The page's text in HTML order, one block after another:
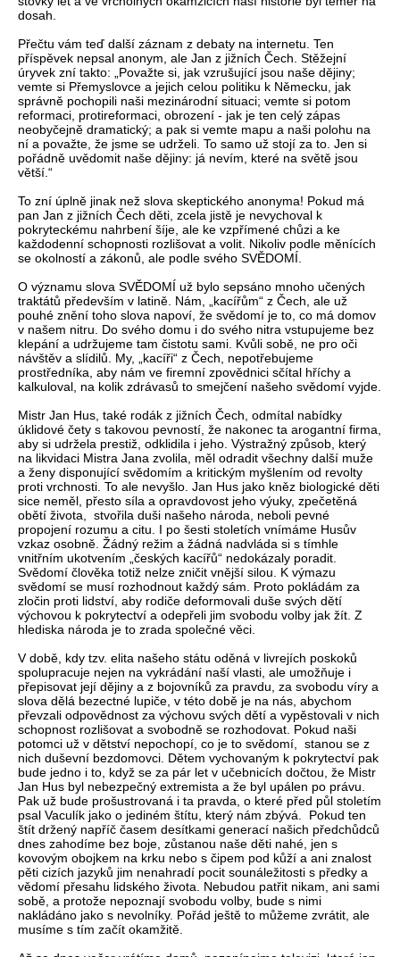
dosah.
Přečtu vám teď další záznam z debaty na internetu. Ten
příspěvek nepsal anonym, ale Jan z jižních Čech. Stěžejní
úryvek zní takto: „Považte si, jak vzrušující jsou naše dějiny;
vemte si Přemyslovce a jejich celou politiku k Německu, jak
správně pochopili naši mezinárodní situaci; vemte si potom
reformaci, protireformaci, obrození - jak je ten celý zápas
neobyčejně dramatický; a pak si vemte mapu a naši polohu na
ní a považte, že jsme se udrželi. To samo už stojí za to. Jen si
pořádně uvědomit naše dějiny: já nevím, které na světě jsou
větší.“
To zní úplně jinak než slova skeptického anonyma! Pokud má
pan Jan z jižních Čech děti, zcela jistě je nevychoval k
pokryteckému nahrbení šíje, ale ke vzpřímené chůzi a ke
každodenní schopnosti rozlišovat a volit. Nikoliv podle měnících
se okolností a zákonů, ale podle svého SVĚDOMÍ.
O významu slova SVĚDOMÍ už bylo sepsáno mnoho učených
traktátů především v latině. Nám, „kacířům“ z Čech, ale už
pouhé znění toho slova napoví, že svědomí je to, co má domov
v našem nitru. Do svého domu i do svého nitra vstupujeme bez
klepání a udržujeme tam čistotu sami. Kvůli sobě, ne pro oči
návštěv a slídilů. My, „kacíři“ z Čech, nepotřebujeme
prostředníka, aby nám ve firemní zpovědnici sčítal hříchy a
kalkuloval, na kolik zdrávasů to smejčení našeho svědomí vyjde.
Mistr Jan Hus, také rodák z jižních Čech, odmítal nabídky
úklidové čety s takovou pevností, že nakonec ta arogantní firma,
aby si udržela prestiž, odklidila i jeho. Výstražný způsob, který
na likvidaci Mistra Jana zvolila, měl odradit všechny další muže
a ženy disponující svědomím a kritickým myšlením od revolty
proti vrchnosti. To ale nevyšlo. Jan Hus jako kněz biologické děti
sice neměl, přesto síla a opravdovost jeho výuky, zpečetěná
obětí života, stvořila duši našeho národa, neboli pevné
propojení rozumu a citu. I po šesti stoletích vnímáme Husův
vzkaz osobně. Žádný režim a žádná nadvláda si s tímhle
vnitřním ukotvením „českých kacířů“ nedokázaly poradit.
Svědomí člověka totiž nelze zničit vnější silou. K výmazu
svědomí se musí rozhodnout každý sám. Proto pokládám za
zločin proti lidství, aby rodiče deformovali duše svých dětí
výchovou k pokrytectví a odepřeli jim svobodu volby jak žít. Z
hlediska národa je to zrada společné věci.
V době, kdy tzv. elita našeho státu oděná v livrejích poskoků
spolupracuje nejen na vykrádání naší vlasti, ale umožňuje i
přepisovat její dějiny a z bojovníků za pravdu, za svobodu víry a
slova dělá bezectné lupiče, v této době je na nás, abychom
převzali odpovědnost za výchovu svých dětí a vypěstovali v nich
schopnost rozlišovat a svobodně se rozhodovat. Pokud naši
potomci už v dětství nepochopí, co je to svědomí, stanou se z
nich duševní bezdomovci. Dětem vychovaným k pokrytectví pak
bude jedno i to, když se za pár let v učebnicích dočtou, že Mistr
Jan Hus byl nebezpečný extremista a že byl upálen po právu.
Pak už bude prošustrovaná i ta pravda, o které před půl stoletím
psal Vaculík jako o jediném štítu, který nám zbývá. Pokud ten
štít držený napříč časem desítkami generací našich předchůdců
dnes zahodíme bez boje, zůstanou naše děti nahé, jen s
kovovým obojkem na krku nebo s čipem pod kůží a ani znalost
pěti cizích jazyků jim nenahradí pocit sounáležitosti s předky a
vědomí přesahu lidského života. Nebudou patřit nikam, ani sami
sobě, a protože nepoznají svobodu volby, bude s nimi
nakládáno jako s nevolníky. Pořád ještě to můžeme zvrátit, ale
musíme s tím začít okamžitě.